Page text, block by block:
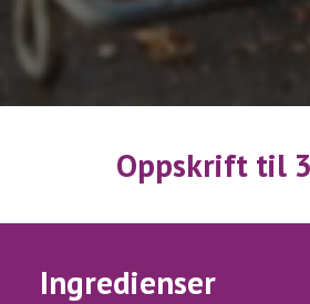
Oppskrift til
Ingredienser